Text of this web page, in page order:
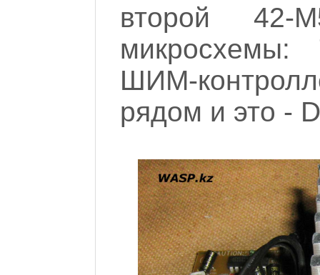
второй 42-
ШИМ-
рядом и это -